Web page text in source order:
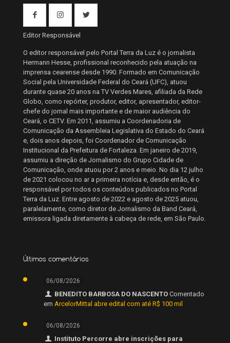
Editor Responsável
O editor responsável pelo Portal Terra da Luz é o jornalista
Hermann Hesse, profissional reconhecido pela atuação na
imprensa cearense desde 1990. Formado em Comunicação
Social pela Universidade Federal do Ceará (UFC), atuou
durante quase 20 anos na TV Verdes Mares, afiliada da Rede
Globo, como repórter, produtor, editor, apresentador, editor-
chefe do jornal mais importante e de maior audiência do
Ceará, o CETV. Em 2011, assumiu a Coordenadoria de
Comunicação da Assembleia Legislativa do Estado do Ceará
e, dois anos depois, foi Coordenador de Comunicação
Institucional da Prefeitura de Fortaleza. Em janeiro de 2019,
assumiu a direção de Jornalismo do Grupo Cidade de
Comunicação, onde atuou por 2 anos e meio. No dia 12 julho
de 2021 colocou no ar a primeira notícia e, desde então, é o
responsável por todos os conteúdos publicados no Portal
Terra da Luz. Entre agosto de 2022 e agosto de 2025 atuou,
paralelamente, como diretor de Jornalismo da Band Ceará,
emissora ligada diretamente à cabeça de rede, em São Paulo.
Últimos comentários
06/08/2026
BENEDITO BARBOSA DO NASCENTO Comentado
em ArcelorMittal abre edital com até R$ 100 mil
06/08/2026
Instituto Percorre abre inscrições para